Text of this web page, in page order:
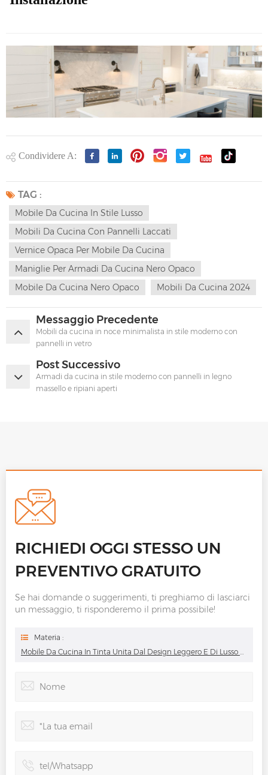
Condividere A:
TAG :
Mobile Da Cucina In Stile Lusso
Mobili Da Cucina Con Pannelli Laccati
Vernice Opaca Per Mobile Da Cucina
Maniglie Per Armadi Da Cucina Nero Opaco
Mobile Da Cucina Nero Opaco
Mobili Da Cucina 2024
Messaggio Precedente
Mobili da cucina in noce minimalista in stile moderno con
pannelli in vetro
Post Successivo
Armadi da cucina in stile moderno con pannelli in legno
massello e ripiani aperti
RICHIEDI OGGI STESSO UN
PREVENTIVO GRATUITO
Se hai domande o suggerimenti, ti preghiamo di lasciarci
un messaggio, ti risponderemo il prima possibile!
Materia :
Mobile Da Cucina In Tinta Unita Dal Design Leggero E Di Lusso Con Pannelli Laccati